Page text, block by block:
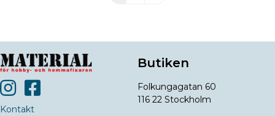
Kontakt
Butiken
Folkungagatan 60
116 22 Stockholm